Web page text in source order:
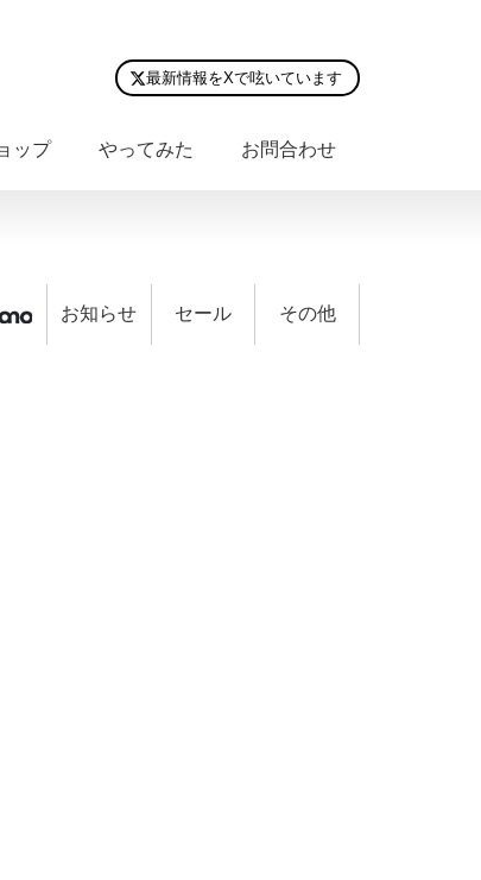
最新情報をXで呟いています
ップ やってみた お問合わせ
お知らせ セール その他